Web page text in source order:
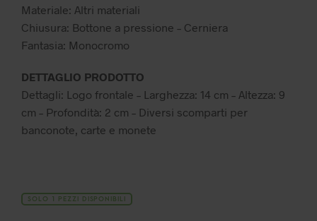
Materiale: Altri materiali
Chiusura: Bottone a pressione – Cerniera
Fantasia: Monocromo
DETTAGLIO PRODOTTO
Dettagli: Logo frontale – Larghezza: 14 cm – Altezza: 9
cm – Profondità: 2 cm – Diversi scomparti per
banconote, carte e monete
SOLO 1 PEZZI DISPONIBILI